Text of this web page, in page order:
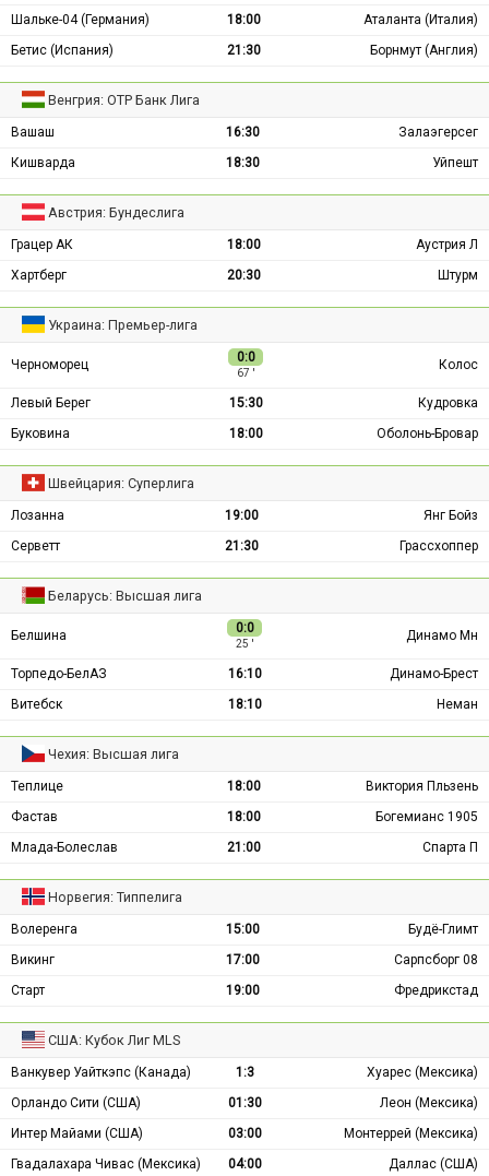
Шальке-04 (Германия) 18:00
Аталанта (Италия)
Бетис (Испания)
21:30 Борнмут (Англия)
Венгрия: ОТР Банк Лига
Вашаш 16:30
Залаэгерсег
Кишварда
18:30 Уйпешт
Австрия: Бундеслига
Грацер АК 18:00
Аустрия Л
Хартберг
20:30 Штурм
Украина: Премьер-лига
Черноморец 0:0
67 ′
Колос
Левый Берег 15:30
Кудровка
Буковина
18:00 Оболонь-Бровар
Швейцария: Суперлига
Лозанна 19:00
Янг Бойз
Серветт
21:30 Грассхоппер
Беларусь: Высшая лига
Белшина 0:0
25 ′
Динамо Мн
Торпедо-БелАЗ 16:10
Динамо-Брест
Витебск
18:10 Неман
Чехия: Высшая лига
Теплице 18:00
Виктория Пльзень
Фастав
18:00
Богемианс 1905
Млада-Болеслав
21:00 Спарта П
Норвегия: Типпелига
Волеренга 15:00
Будё-Глимт
Викинг
17:00
Сарпсборг 08
Старт
19:00 Фредрикстад
США: Кубок Лиг MLS
Ванкувер Уайткэпс (Канада) 1:3
Хуарес (Мексика)
Орландо Сити (США)
01:30
Леон (Мексика)
Интер Майами (США)
03:00
Монтеррей (Мексика)
Гвадалахара Чивас (Мексика)
04:00 Даллас (США)